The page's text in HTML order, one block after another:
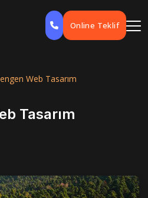
Online Teklif
Web Tasarım
Tasarım